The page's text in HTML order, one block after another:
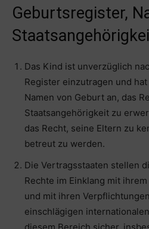
Geburtsregister,
Das Kind ist unverzüglich
Register einzutragen und
Namen von Geburt an, das
Staatsangehörigkeit zu
das Recht, seine Eltern zu
betreut zu werden.
Die Vertragsstaaten stellen
Rechte im Einklang mit
und mit ihren
einschlägigen
diesem Bereich sicher,